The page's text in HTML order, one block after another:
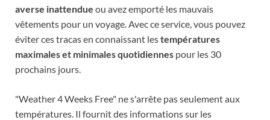
averse inattendue ou avez emporté les mauvais
vêtements pour un voyage. Avec ce service, vous pouvez
éviter ces tracas en connaissant lestempératures
maximales et minimales quotidiennes pour les 30
prochains jours.
"Weather 4 Weeks Free" ne s'arrête pas seulement aux
températures. Il fournit des informations sur les